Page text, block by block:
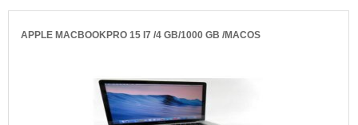
APPLE MACBOOKPRO 15 I7 /4 GB/1000 GB /MACOS